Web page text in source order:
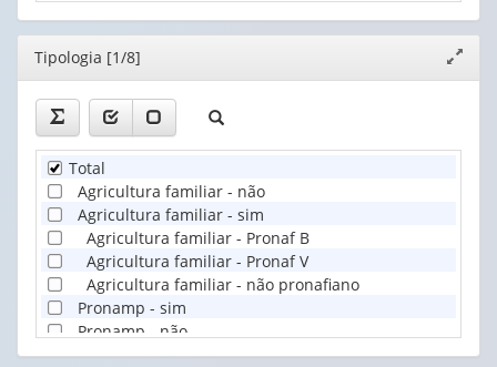
que
(1)
Editor
janela
Tipologia [1/8]
Total
Agricultura familiar - não
Agricultura familiar - sim
Agricultura familiar - Pronaf B
Agricultura familiar - Pronaf V
Agricultura familiar - não pronafiano
Pronamp - sim
Pronamp - não